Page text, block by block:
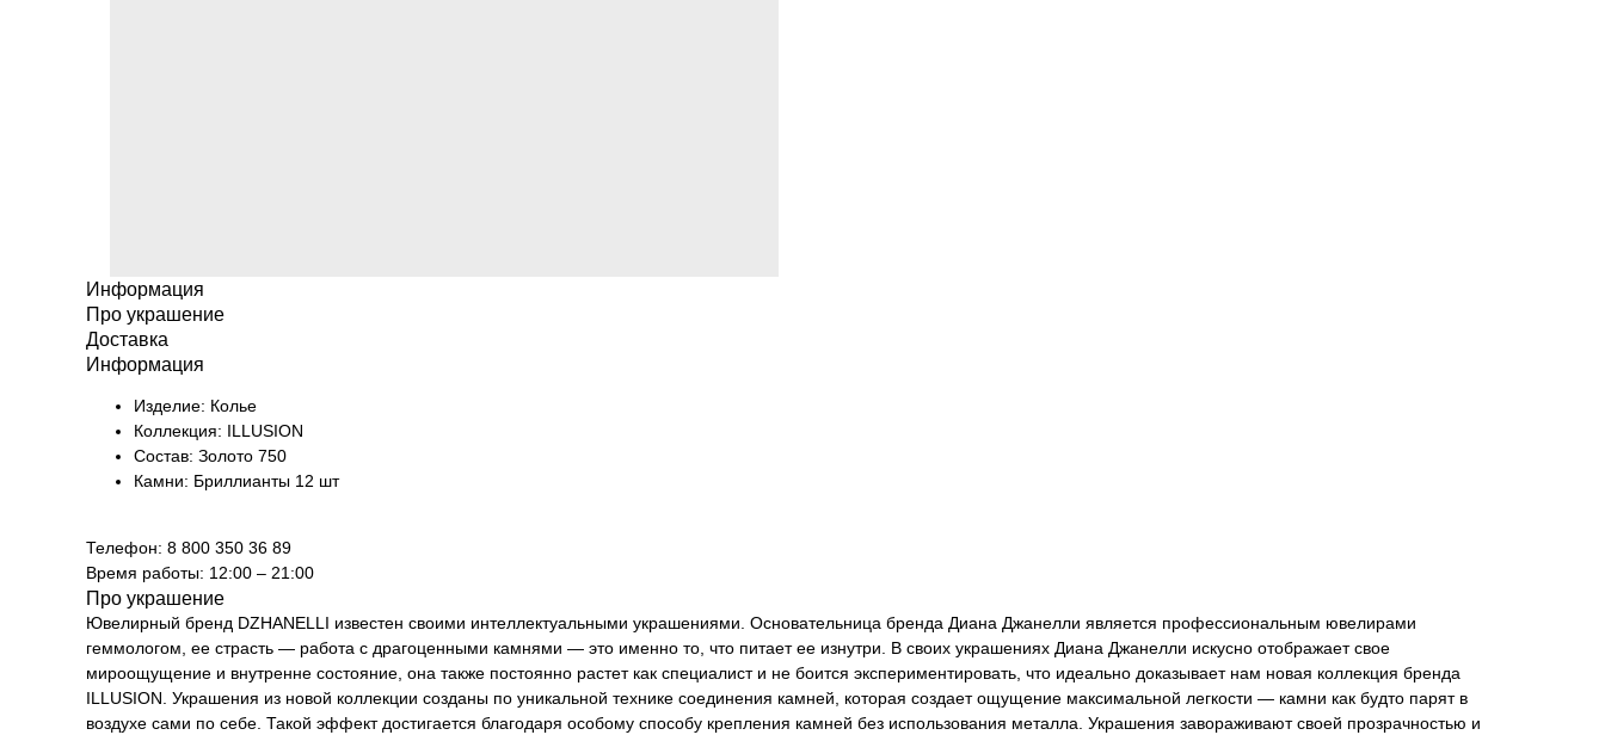
Информация
Про украшение
Доставка
Информация
Изделие: Колье
Коллекция: ILLUSION
Состав: Золото 750
Камни: Бриллианты 12 шт
Телефон: 8 800 350 36 89
Время работы: 12:00 – 21:00
Про украшение
Ювелирный бренд DZHANELLI известен своими интеллектуальными украшениями. Основательница бренда Диана Джанелли является профессиональным ювелирами
геммологом, ее страсть — работа с драгоценными камнями — это именно то, что питает ее изнутри. В своих украшениях Диана Джанелли искусно отображает свое
мироощущение и внутренне состояние, она также постоянно растет как специалист и не боится экспериментировать, что идеально доказывает нам новая коллекция бренда
ILLUSION. Украшения из новой коллекции созданы по уникальной технике соединения камней, которая создает ощущение максимальной легкости — камни как будто парят в
воздухе сами по себе. Такой эффект достигается благодаря особому способу крепления камней без использования металла. Украшения завораживают своей прозрачностью и